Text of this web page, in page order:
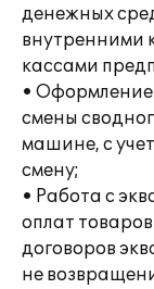
денежных
внутренними
кассами
•
смены
машине, с
смену;
• Работа с
оплат
договоров
не